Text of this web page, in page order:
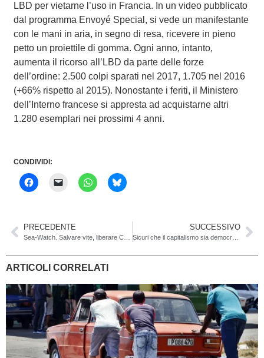
LBD per vietarne l’uso in Francia. In un video pubblicato
dal programma Envoyé Special, si vede un manifestante
con le mani in aria, in segno di resa, ricevere in pieno
petto un proiettile di gomma. Ogni anno, intanto,
aumenta il ricorso all’LBD da parte delle forze
dell’ordine: 2.500 colpi sparati nel 2017, 1.705 nel 2016
(+66% rispetto al 2015). Nonostante i feriti, il Ministero
dell’Interno francese si appresta ad acquistarne altri
1.280 esemplari nei prossimi 4 anni.
CONDIVIDI:
PRECEDENTE
Sea-Watch. Salvare vite, liberare Carola, fermare Salvini
SUCCESSIVO
Sicuri che il capitalismo sia democratico?
ARTICOLI CORRELATI